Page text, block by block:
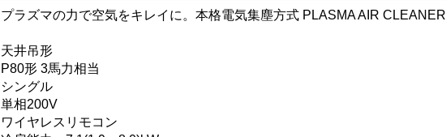
プラズマの力で空気をキレイに。本格電気集塵方式 PLASMA AIR CLEANER
天井吊形
P80形 3馬力相当
シングル
単相200V
ワイヤレスリモコン